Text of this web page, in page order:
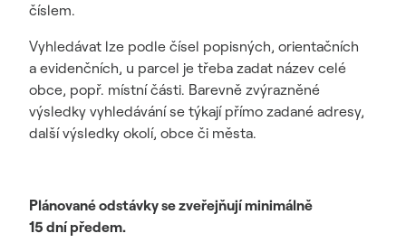
číslem.
Vyhledávat lze podle čísel popisných, orientačních
a evidenčních, u parcel je třeba zadat název celé
obce, popř. místní části. Barevně zvýrazněné
výsledky vyhledávání se týkají přímo zadané adresy,
další výsledky okolí, obce či města.
Plánované odstávky se zveřejňují minimálně
15 dní předem.